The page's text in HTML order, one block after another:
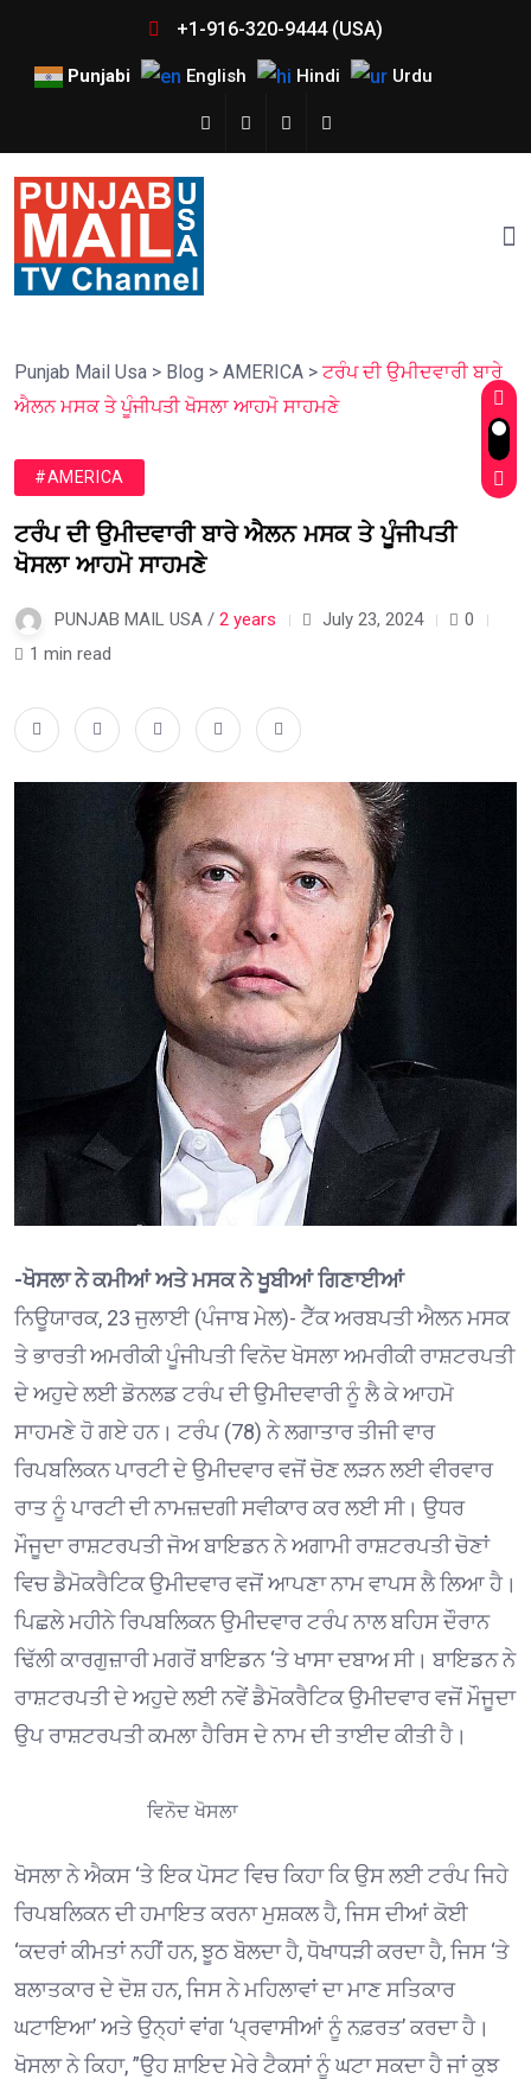
+1-916-320-9444 (USA)
Punjabi English Hindi Urdu
Punjab Mail Usa > Blog > AMERICA > ਟਰੰਪ ਦੀ ਉਮੀਦਵਾਰੀ ਬਾਰੇ
ਐਲਨ ਮਸਕ ਤੇ ਪੂੰਜੀਪਤੀ ਖੋਸਲਾ ਆਹਮੋ ਸਾਹਮਣੇ
#AMERICA
ਟਰੰਪ ਦੀ ਉਮੀਦਵਾਰੀ ਬਾਰੇ ਐਲਨ ਮਸਕ ਤੇ ਪੂੰਜੀਪਤੀ
ਖੋਸਲਾ ਆਹਮੋ ਸਾਹਮਣੇ
PUNJAB MAIL USA / 2 years July 23, 2024
0
1 min read
-ਖੋਸਲਾ ਨੇ ਕਮੀਆਂ ਅਤੇ ਮਸਕ ਨੇ ਖੂਬੀਆਂ ਗਿਣਾਈਆਂ
ਨਿਊਯਾਰਕ, 23 ਜੁਲਾਈ (ਪੰਜਾਬ ਮੇਲ)- ਟੈੱਕ ਅਰਬਪਤੀ ਐਲਨ ਮਸਕ
ਤੇ ਭਾਰਤੀ ਅਮਰੀਕੀ ਪੂੰਜੀਪਤੀ ਵਿਨੋਦ ਖੋਸਲਾ ਅਮਰੀਕੀ ਰਾਸ਼ਟਰਪਤੀ
ਦੇ ਅਹੁਦੇ ਲਈ ਡੋਨਲਡ ਟਰੰਪ ਦੀ ਉਮੀਦਵਾਰੀ ਨੂੰ ਲੈ ਕੇ ਆਹਮੋ
ਸਾਹਮਣੇ ਹੋ ਗਏ ਹਨ। ਟਰੰਪ (78) ਨੇ ਲਗਾਤਾਰ ਤੀਜੀ ਵਾਰ
ਰਿਪਬਲਿਕਨ ਪਾਰਟੀ ਦੇ ਉਮੀਦਵਾਰ ਵਜੋਂ ਚੋਣ ਲੜਨ ਲਈ ਵੀਰਵਾਰ
ਰਾਤ ਨੂੰ ਪਾਰਟੀ ਦੀ ਨਾਮਜ਼ਦਗੀ ਸਵੀਕਾਰ ਕਰ ਲਈ ਸੀ। ਉਧਰ
ਮੌਜੂਦਾ ਰਾਸ਼ਟਰਪਤੀ ਜੋਅ ਬਾਇਡਨ ਨੇ ਅਗਾਮੀ ਰਾਸ਼ਟਰਪਤੀ ਚੋਣਾਂ
ਵਿਚ ਡੈਮੋਕਰੈਟਿਕ ਉਮੀਦਵਾਰ ਵਜੋਂ ਆਪਣਾ ਨਾਮ ਵਾਪਸ ਲੈ ਲਿਆ ਹੈ।
ਪਿਛਲੇ ਮਹੀਨੇ ਰਿਪਬਲਿਕਨ ਉਮੀਦਵਾਰ ਟਰੰਪ ਨਾਲ ਬਹਿਸ ਦੌਰਾਨ
ਢਿੱਲੀ ਕਾਰਗੁਜ਼ਾਰੀ ਮਗਰੋਂ ਬਾਇਡਨ ‘ਤੇ ਖਾਸਾ ਦਬਾਅ ਸੀ। ਬਾਇਡਨ ਨੇ
ਰਾਸ਼ਟਰਪਤੀ ਦੇ ਅਹੁਦੇ ਲਈ ਨਵੇਂ ਡੈਮੋਕਰੈਟਿਕ ਉਮੀਦਵਾਰ ਵਜੋਂ ਮੌਜੂਦਾ
ਉਪ ਰਾਸ਼ਟਰਪਤੀ ਕਮਲਾ ਹੈਰਿਸ ਦੇ ਨਾਮ ਦੀ ਤਾਈਦ ਕੀਤੀ ਹੈ।
ਵਿਨੋਦ ਖੋਸਲਾ
ਖੋਸਲਾ ਨੇ ਐਕਸ ‘ਤੇ ਇਕ ਪੋਸਟ ਵਿਚ ਕਿਹਾ ਕਿ ਉਸ ਲਈ ਟਰੰਪ ਜਿਹੇ
ਰਿਪਬਲਿਕਨ ਦੀ ਹਮਾਇਤ ਕਰਨਾ ਮੁਸ਼ਕਲ ਹੈ, ਜਿਸ ਦੀਆਂ ਕੋਈ
‘ਕਦਰਾਂ ਕੀਮਤਾਂ ਨਹੀਂ ਹਨ, ਝੂਠ ਬੋਲਦਾ ਹੈ, ਧੋਖਾਧੜੀ ਕਰਦਾ ਹੈ, ਜਿਸ ‘ਤੇ
ਬਲਾਤਕਾਰ ਦੇ ਦੋਸ਼ ਹਨ, ਜਿਸ ਨੇ ਮਹਿਲਾਵਾਂ ਦਾ ਮਾਣ ਸਤਿਕਾਰ
ਘਟਾਇਆ’ ਅਤੇ ਉਨ੍ਹਾਂ ਵਾਂਗ ‘ਪ੍ਰਵਾਸੀਆਂ ਨੂੰ ਨਫ਼ਰਤ’ ਕਰਦਾ ਹੈ।
ਖੋਸਲਾ ਨੇ ਕਿਹਾ, ”ਉਹ ਸ਼ਾਇਦ ਮੇਰੇ ਟੈਕਸਾਂ ਨੂੰ ਘਟਾ ਸਕਦਾ ਹੈ ਜਾਂ ਕੁਝ